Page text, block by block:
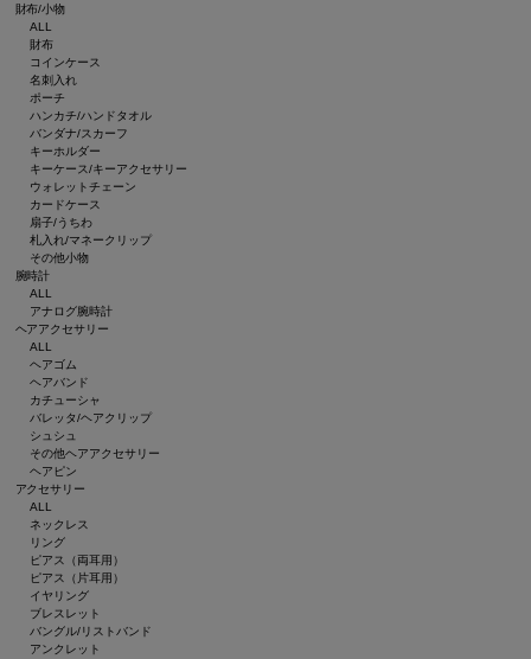
財布/小物
ALL
財布
コインケース
名刺入れ
ポーチ
ハンカチ/ハンドタオル
バンダナ/スカーフ
キーホルダー
キーケース/キーアクセサリー
ウォレットチェーン
カードケース
扇子/うちわ
札入れ/マネークリップ
その他小物
腕時計
ALL
アナログ腕時計
ヘアアクセサリー
ALL
ヘアゴム
ヘアバンド
カチューシャ
バレッタ/ヘアクリップ
シュシュ
その他ヘアアクセサリー
ヘアピン
アクセサリー
ALL
ネックレス
リング
ピアス（両耳用）
ピアス（片耳用）
イヤリング
ブレスレット
バングル/リストバンド
アンクレット